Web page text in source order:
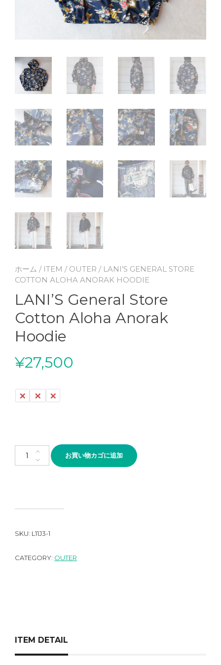
ホーム / ITEM / OUTER / LANI’S GENERAL STORE
COTTON ALOHA ANORAK HOODIE
LANI’S General Store
Cotton Aloha Anorak
Hoodie
¥27,500
S M L
LANI'S General Store Cotton Aloha Anorak Hoodie個
お買い物カゴに追加
SKU: L11J3-1
CATEGORY: OUTER
ITEM DETAIL